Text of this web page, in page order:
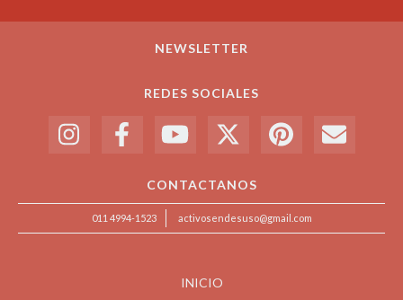
NEWSLETTER
REDES SOCIALES
CONTACTANOS
011 4994-1523 activosendesuso@gmail.com
INICIO